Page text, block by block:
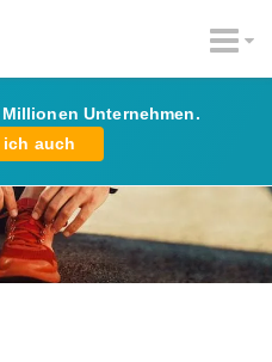
Unternehmen.
ich auch